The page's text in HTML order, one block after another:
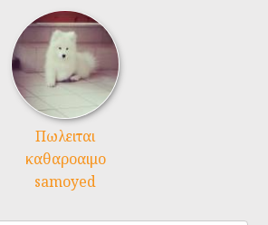
Πωλειται
καθαροαιμο
samoyed